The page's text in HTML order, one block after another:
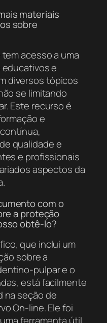
materiais
sobre
acesso a uma
educativos e
diversos tópicos
se limitando
Este recurso é
e
qualidade e
e profissionais
aspectos da
com o
a proteção
obtê-lo?
que inclui um
sobre a
pulpar e o
está facilmente
na seção de
On-line. Ele foi